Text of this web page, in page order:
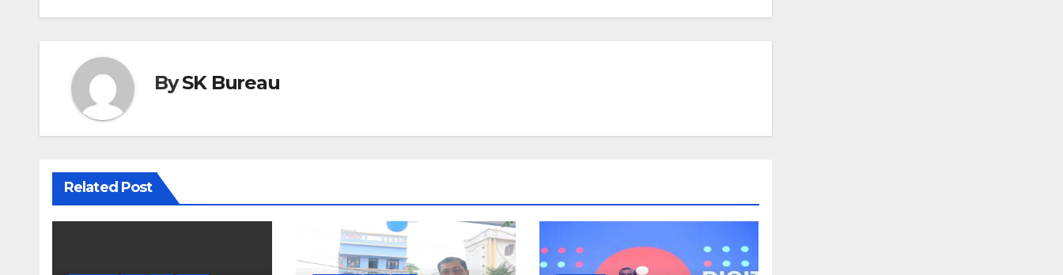
BySK Bureau
Related Post